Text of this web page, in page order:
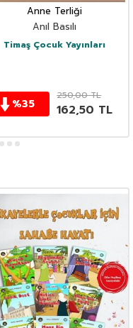
Anne Terliği
Anıl Basılı
Timaş Çocuk Yayınları
%35
250,00TL
162,50 TL